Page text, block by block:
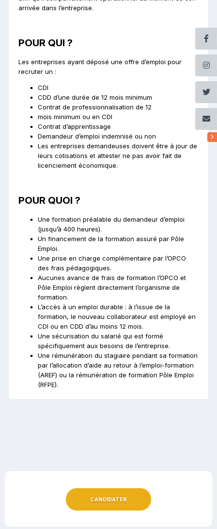
arrivée dans l’entreprise.
POUR QUI ?
Les entreprises ayant déposé une offre d’emploi pour
recruter un :
CDI
CDD d’une durée de 12 mois minimum
Contrat de professionnalisation de 12
mois minimum ou en CDI
Contrat d’apprentissage
Demandeur d’emploi indemnisé ou non
Les entreprises demandeuses doivent être à jour de
leurs cotisations et attester ne pas avoir fait de
licenciement économique.
POUR QUOI ?
Une formation préalable du demandeur d’emploi
(jusqu’à 400 heures).
Un financement de la formation assuré par Pôle
Emploi.
Une prise en charge complémentaire par l’OPCO
des frais pédagogiques.
Aucunes avance de frais de formation l’OPCO et
Pôle Emploi règlent directement l’organisme de
formation.
L’accès à un emploi durable : à l’issue de la
formation, le nouveau collaborateur est employé en
CDI ou en CDD d’au moins 12 mois.
Une sécurisation du salarié qui est formé
spécifiquement aux besoins de l’entreprise.
Une rémunération du stagiaire pendant sa formation
par l’allocation d’aide au retour à l’emploi-formation
(AREF) ou la rémunération de formation Pôle Emploi
(RFPE).
CANDIDATER